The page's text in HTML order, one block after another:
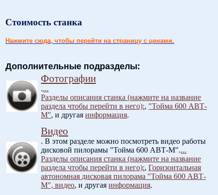
Стоимость станка
Нажмите сюда, чтобы перейти на страницу с ценами.
Дополнительные подразделы:
Фотографии
....
Разделы описания станка (нажмите на название
раздела чтобы перейти в него):, "Тойма 600 АВТ-
М", и другаяинформация.
Видео
. В этом разделе можно посмотреть видео работы
дисковой пилорамы "Тойма 600 АВТ-М"....
Разделы описания станка (нажмите на название
раздела чтобы перейти в него):,Горизонтальная
автономная дисковая пилорама "Тойма 600 АВТ-
М", видео, и другаяинформация.